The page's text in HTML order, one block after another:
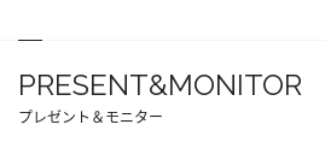
PRESENT&MONITOR
プレゼント＆モニター